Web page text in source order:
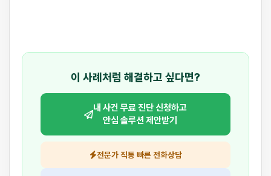
이 사례처럼 해결하고 싶다면?
내 사건 무료 진단 신청하고
안심 솔루션 제안받기
전문가 직통 빠른 전화상담